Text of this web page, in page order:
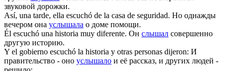
звуковой дорожки.
Así, una tarde, ella escuchó de la casa de seguridad. Но однажды
вечером она услышала о доме помощи.
Él escuchó una historia muy diferente. Он слышал совершенно
другую историю.
Y el gobierno escuchó la historia y otras personas dijeron: И
правительство - оно услышало и её рассказ, и других людей -